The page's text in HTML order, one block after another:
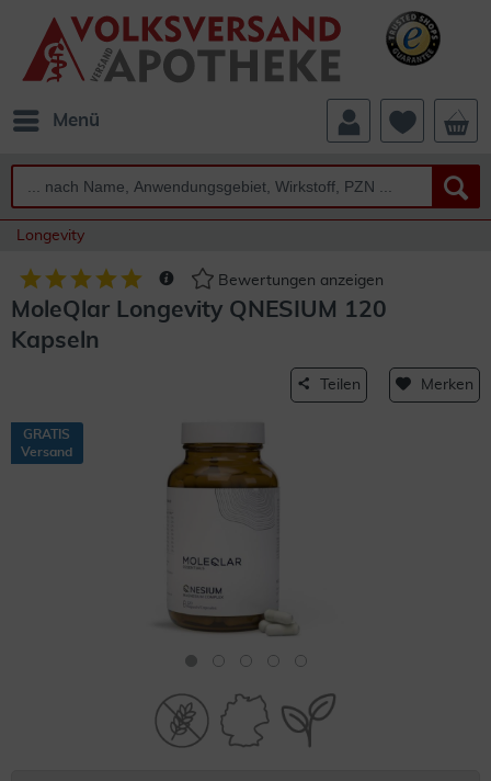
Menü
Longevity
Bewertungen anzeigen
MoleQlar Longevity QNESIUM 120
Kapseln
Teilen Merken
GRATIS
Versand